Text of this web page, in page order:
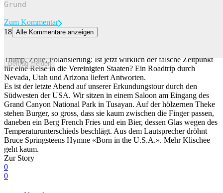
Beitrag melden
Zum Kommentar
18 Alle Kommentare anzeigen
Trump, Zölle, Polarisierung: Ist jetzt wirklich der falsche Zeitpunkt
für eine Reise in die Vereinigten Staaten? Ein Roadtrip durch
Nevada, Utah und Arizona liefert Antworten.
Es ist der letzte Abend auf unserer Erkundungstour durch den
Südwesten der USA. Wir sitzen in einem Saloon am Eingang des
Grand Canyon National Park in Tusayan. Auf der hölzernen Theke
stehen Burger, so gross, dass sie kaum zwischen die Finger passen,
daneben ein Berg French Fries und ein Bier, dessen Glas wegen des
Temperaturunterschieds beschlägt. Aus dem Lautsprecher dröhnt
Bruce Springsteens Hymne «Born in the U.S.A.». Mehr Klischee
geht kaum.
Zur Story
0
0